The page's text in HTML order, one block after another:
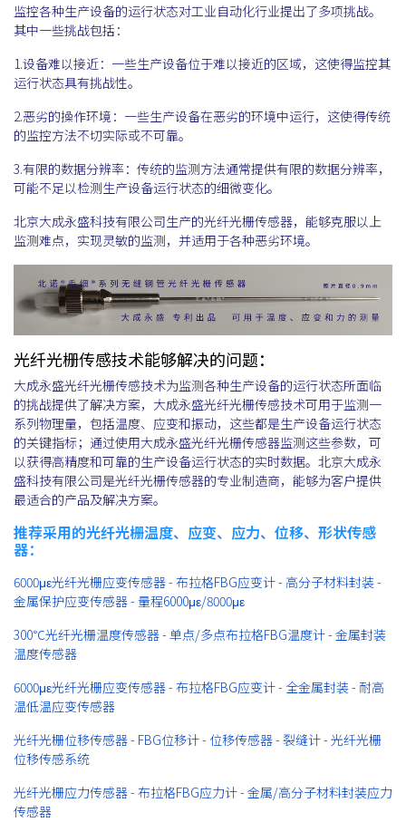
监控各种生产设备的运行状态对工业自动化行业提出了多项挑战。
其中一些挑战包括：
1.设备难以接近：一些生产设备位于难以接近的区域，这使得监控其
运行状态具有挑战性。
2.恶劣的操作环境：一些生产设备在恶劣的环境中运行，这使得传统
的监控方法不切实际或不可靠。
3.有限的数据分辨率：传统的监测方法通常提供有限的数据分辨率，
可能不足以检测生产设备运行状态的细微变化。
北京大成永盛科技有限公司生产的光纤光栅传感器，能够克服以上
监测难点，实现灵敏的监测，并适用于各种恶劣环境。
光纤光栅传感技术能够解决的问题：
大成永盛光纤光栅传感技术为监测各种生产设备的运行状态所面临
的挑战提供了解决方案，大成永盛光纤光栅传感技术可用于监测一
系列物理量，包括温度、应变和振动，这些都是生产设备运行状态
的关键指标；通过使用大成永盛光纤光栅传感器监测这些参数，可
以获得高精度和可靠的生产设备运行状态的实时数据。北京大成永
盛科技有限公司是光纤光栅传感器的专业制造商，能够为客户提供
最适合的产品及解决方案。
推荐采用的光纤光栅温度、应变、应力、位移、形状传感
器：
6000με光纤光栅应变传感器 - 布拉格FBG应变计 - 高分子材料封装 -
金属保护应变传感器 - 量程6000με/8000με
300℃光纤光栅温度传感器 - 单点/多点布拉格FBG温度计 - 金属封装
温度传感器
6000με光纤光栅应变传感器 - 布拉格FBG应变计 - 全金属封装 - 耐高
温低温应变传感器
光纤光栅位移传感器 - FBG位移计 - 位移传感器 - 裂缝计 - 光纤光栅
位移传感系统
光纤光栅应力传感器 - 布拉格FBG应力计 - 金属/高分子材料封装应力
传感器